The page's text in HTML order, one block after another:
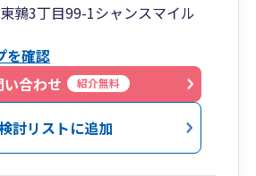
安を、具体的な次の一手へと
ます。
の約束】
サポート
レポートで経営状況を「見える
けた具体的な目標設定や資金繰
鶉3丁目99-1シャンスマイル
を確認
い合わせ
紹介無料
討リストに追加